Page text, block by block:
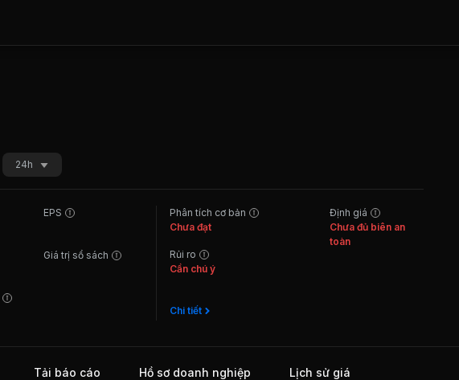
24h
EPS
Giá trị sổ sách
Phân tích cơ bản
Chưa đạt
Rủi ro
Cần chú ý
Chi tiết
Định giá
Chưa đủ biên an
toàn
Tải báo cáo Hồ sơ doanh nghiệp Lịch sử giá